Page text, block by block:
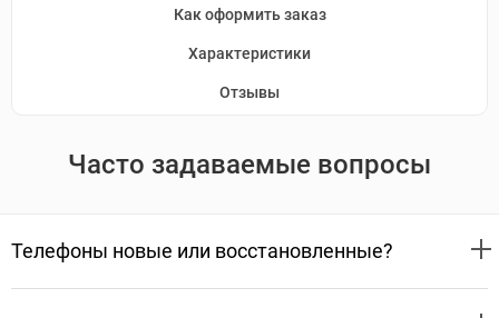
Как оформить заказ
Характеристики
Отзывы
Часто задаваемые вопросы
Телефоны новые или восстановленные?